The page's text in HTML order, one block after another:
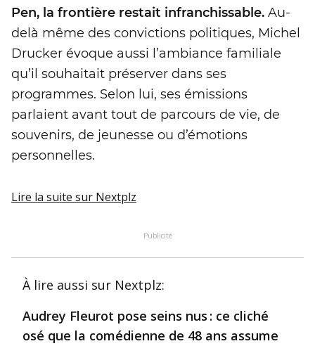
Pen, la frontière restait infranchissable. Au-
delà même des convictions politiques, Michel
Drucker évoque aussi l’ambiance familiale
qu’il souhaitait préserver dans ses
programmes. Selon lui, ses émissions
parlaient avant tout de parcours de vie, de
souvenirs, de jeunesse ou d’émotions
personnelles.
Lire la suite sur Nextplz
Publicité
À lire aussi sur Nextplz:
Audrey Fleurot pose seins nus : ce cliché
osé que la comédienne de 48 ans assume